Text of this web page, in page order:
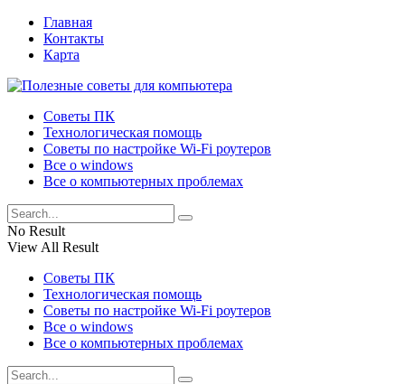
Главная
Контакты
Карта
Советы ПК
Технологическая помощь
Советы по настройке Wi-Fi роутеров
Все о windows
Все о компьютерных проблемах
No Result
View All Result
Советы ПК
Технологическая помощь
Советы по настройке Wi-Fi роутеров
Все о windows
Все о компьютерных проблемах